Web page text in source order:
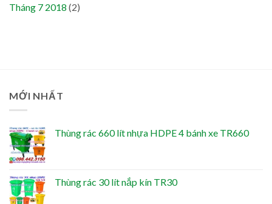
Tháng 7 2018 (2)
MỚI NHẤT
Thùng rác 660 lít nhựa HDPE 4 bánh xe TR660
Thùng rác 30 lít nắp kín TR30